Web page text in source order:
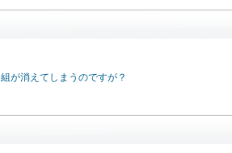
が消えてしまうのですが？